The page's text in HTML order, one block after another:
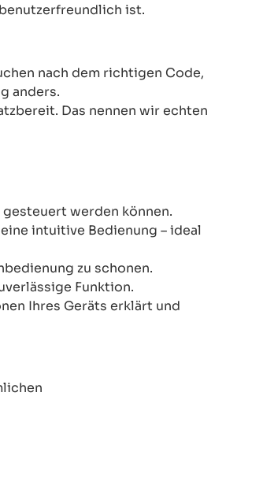
ist.
nach dem richtigen Code,
anders.
Das nennen wir echten
werden können.
intuitive Bedienung – ideal
zu schonen.
Funktion.
Ihres Geräts erklärt und